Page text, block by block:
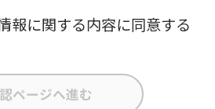
に利用いたします。
ついて集計分析を行い、
たします。
アドレス、会社名・組織
報に関する内容に同意する